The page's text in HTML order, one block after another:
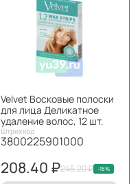
Velvet Восковые полоски
для лица Деликатное
удаление волос, 12 шт.
Штрихкод
3800225901000
208.40 ₽245.20 ₽ -15%